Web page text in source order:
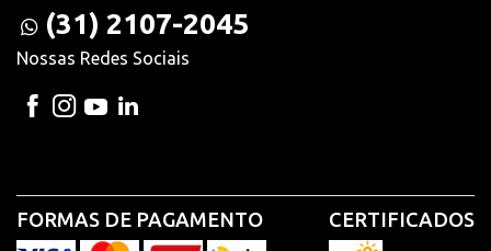
(31) 2107-2045
Nossas Redes Sociais
FORMAS DE PAGAMENTO CERTIFICADOS